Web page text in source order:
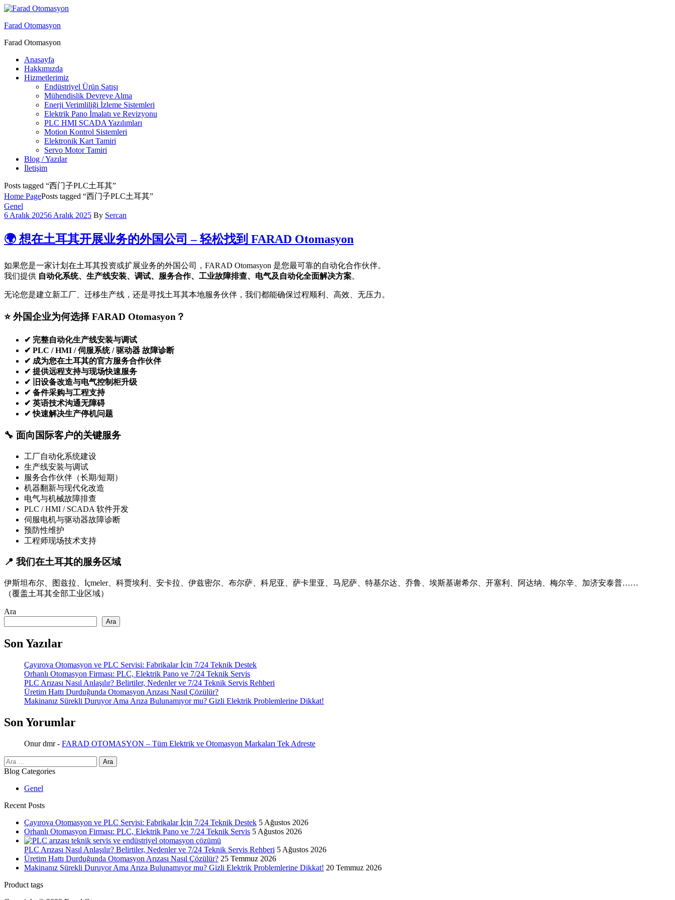
Menu
Farad Otomasyon
Farad Otomasyon
Anasayfa
Hakkımızda
Hizmetlerimiz
Endüstriyel Ürün Satışı
Mühendislik Devreye Alma
Enerji Verimliliği İzleme Sistemleri
Elektrik Pano İmalatı ve Revizyonu
PLC HMI SCADA Yazılımları
Motion Kontrol Sistemleri
Elektronik Kart Tamiri
Servo Motor Tamiri
Blog / Yazılar
İletişim
Posts tagged “西门子PLC土耳其”
Home PagePosts tagged “西门子PLC土耳其”
Categories
Genel
6 Aralık 20256 Aralık 2025 By Sercan
🌍 想在土耳其开展业务的外国公司 – 轻松找到 FARAD Otomasyon
如果您是一家计划在土耳其投资或扩展业务的外国公司，FARAD Otomasyon 是您最可靠的自动化合作伙伴。
我们提供 自动化系统、生产线安装、调试、服务合作、工业故障排查、电气及自动化全面解决方案。
无论您是建立新工厂、迁移生产线，还是寻找土耳其本地服务伙伴，我们都能确保过程顺利、高效、无压力。
⭐ 外国企业为何选择 FARAD Otomasyon？
✔ 完整自动化生产线安装与调试
✔ PLC / HMI / 伺服系统 / 驱动器 故障诊断
✔ 成为您在土耳其的官方服务合作伙伴
✔ 提供远程支持与现场快速服务
✔ 旧设备改造与电气控制柜升级
✔ 备件采购与工程支持
✔ 英语技术沟通无障碍
✔ 快速解决生产停机问题
🔧 面向国际客户的关键服务
工厂自动化系统建设
生产线安装与调试
服务合作伙伴（长期/短期）
机器翻新与现代化改造
电气与机械故障排查
PLC / HMI / SCADA 软件开发
伺服电机与驱动器故障诊断
预防性维护
工程师现场技术支持
📍 我们在土耳其的服务区域
伊斯坦布尔、图兹拉、İçmeler、科贾埃利、安卡拉、伊兹密尔、布尔萨、科尼亚、萨卡里亚、马尼萨、特基尔达、乔鲁、埃斯基谢希尔、开塞利、阿达纳、梅尔辛、加济安泰普……
（覆盖土耳其全部工业区域）
Ara
Ara
Son Yazılar
Çayırova Otomasyon ve PLC Servisi: Fabrikalar İçin 7/24 Teknik Destek
Orhanlı Otomasyon Firması: PLC, Elektrik Pano ve 7/24 Teknik Servis
PLC Arızası Nasıl Anlaşılır? Belirtiler, Nedenler ve 7/24 Teknik Servis Rehberi
Üretim Hattı Durduğunda Otomasyon Arızası Nasıl Çözülür?
Makinanız Sürekli Duruyor Ama Arıza Bulunamıyor mu? Gizli Elektrik Problemlerine Dikkat!
Son Yorumlar
Onur dmr- FARAD OTOMASYON – Tüm Elektrik ve Otomasyon Markaları Tek Adreste
Arama:
Blog Categories
Genel
Recent Posts
Çayırova Otomasyon ve PLC Servisi: Fabrikalar İçin 7/24 Teknik Destek 5 Ağustos 2026
Orhanlı Otomasyon Firması: PLC, Elektrik Pano ve 7/24 Teknik Servis 5 Ağustos 2026
PLC Arızası Nasıl Anlaşılır? Belirtiler, Nedenler ve 7/24 Teknik Servis Rehberi 5 Ağustos 2026
Üretim Hattı Durduğunda Otomasyon Arızası Nasıl Çözülür? 25 Temmuz 2026
Makinanız Sürekli Duruyor Ama Arıza Bulunamıyor mu? Gizli Elektrik Problemlerine Dikkat! 20 Temmuz 2026
Product tags